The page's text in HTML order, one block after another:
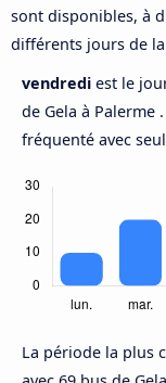
sont disponibles, à
différents jours de
vendredi est le
de Gela à Palerme
fréquenté avec
La période la plus